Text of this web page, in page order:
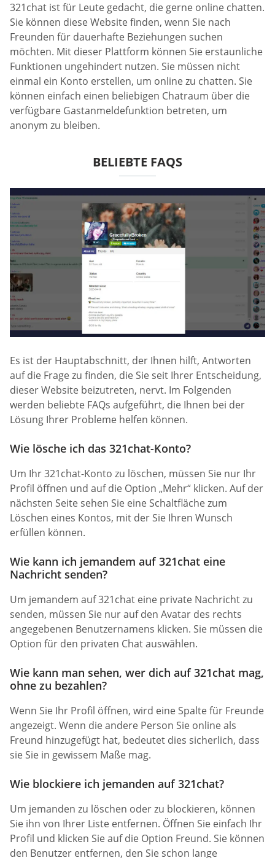
321chat ist für Leute gedacht, die gerne online chatten.
Sie können diese Website finden, wenn Sie nach
Freunden für dauerhafte Beziehungen suchen
möchten. Mit dieser Plattform können Sie erstaunliche
Funktionen ungehindert nutzen. Sie müssen nicht
einmal ein Konto erstellen, um online zu chatten. Sie
können einfach einen beliebigen Chatraum über die
verfügbare Gastanmeldefunktion betreten, um
anonym zu bleiben.
BELIEBTE FAQS
Es ist der Hauptabschnitt, der Ihnen hilft, Antworten
auf die Frage zu finden, die Sie seit Ihrer Entscheidung,
dieser Website beizutreten, nervt. Im Folgenden
werden beliebte FAQs aufgeführt, die Ihnen bei der
Lösung Ihrer Probleme helfen können.
Wie lösche ich das 321chat-Konto?
Um Ihr 321chat-Konto zu löschen, müssen Sie nur Ihr
Profil öffnen und auf die Option „Mehr“ klicken. Auf der
nächsten Seite sehen Sie eine Schaltfläche zum
Löschen eines Kontos, mit der Sie Ihren Wunsch
erfüllen können.
Wie kann ich jemandem auf 321chat eine
Nachricht senden?
Um jemandem auf 321chat eine private Nachricht zu
senden, müssen Sie nur auf den Avatar des rechts
angegebenen Benutzernamens klicken. Sie müssen die
Option für den privaten Chat auswählen.
Wie kann man sehen, wer dich auf 321chat mag,
ohne zu bezahlen?
Wenn Sie Ihr Profil öffnen, wird eine Spalte für Freunde
angezeigt. Wenn die andere Person Sie online als
Freund hinzugefügt hat, bedeutet dies sicherlich, dass
sie Sie in gewissem Maße mag.
Wie blockiere ich jemanden auf 321chat?
Um jemanden zu löschen oder zu blockieren, können
Sie ihn von Ihrer Liste entfernen. Öffnen Sie einfach Ihr
Profil und klicken Sie auf die Option Freund. Sie können
den Benutzer entfernen, den Sie schon lange